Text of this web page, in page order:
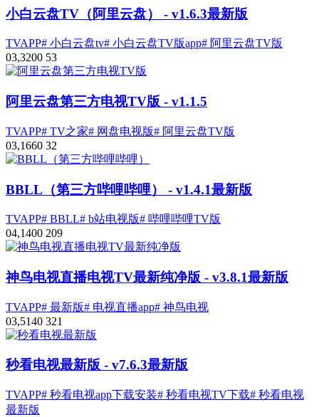
小白云盘TV（阿里云盘） - v1.6.3最新版
TVAPP# 小白云盘tv# 小白云盘TV版app# 阿里云盘TV版
03,3200 53
阿里云盘第三方电视TV版 - v1.1.5
TVAPP# TV之家# 网盘电视版# 阿里云盘TV版
03,1660 32
BBLL（第三方哔哩哔哩） - v1.4.1最新版
TVAPP# BBLL# b站电视版# 哔哩哔哩TV版
04,1400 209
神鸟电视直播电视TV最新纯净版 - v3.8.1最新版
TVAPP# 最新版# 电视直播app# 神鸟电视
03,5140 321
秒看电视最新版 - v7.6.3最新版
TVAPP# 秒看电视app下载安装# 秒看电视TV下载# 秒看电视
最新版